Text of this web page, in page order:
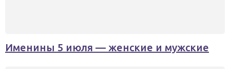
Именины 5 июля — женские и мужские